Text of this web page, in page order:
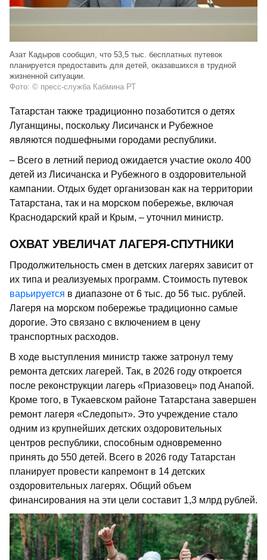
Азат Кадыров сообщил, что 53,5 тыс. бесплатных путевок
планируется предоставить для детей, оказавшихся в трудной
жизненной ситуации.
Фото: © пресс-служба Кабмина РТ
Татарстан также традиционно позаботится о детях
Луганщины, поскольку Лисичанск и Рубежное
являются подшефными городами республики.
– Всего в летний период ожидается участие около 400
детей из Лисичанска и Рубежного в оздоровительной
кампании. Отдых будет организован как на территории
Татарстана, так и на морском побережье, включая
Краснодарский край и Крым, – уточнил министр.
ОХВАТ УВЕЛИЧАТ ЛАГЕРЯ-СПУТНИКИ
Продолжительность смен в детских лагерях зависит от
их типа и реализуемых программ. Стоимость путевок
варьируется в диапазоне от 6 тыс. до 56 тыс. рублей.
Лагеря на морском побережье традиционно самые
дорогие. Это связано с включением в цену
транспортных расходов.
В ходе выступления министр также затронул тему
ремонта детских лагерей. Так, в 2026 году откроется
после реконструкции лагерь «Приазовец» под Анапой.
Кроме того, в Тукаевском районе Татарстана завершен
ремонт лагеря «Следопыт». Это учреждение стало
одним из крупнейших детских оздоровительных
центров республики, способным одновременно
принять до 550 детей. Всего в 2026 году Татарстан
планирует провести капремонт в 14 детских
оздоровительных лагерях. Общий объем
финансирования на эти цели составит 1,3 млрд рублей.